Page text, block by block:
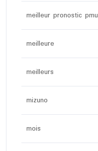
meilleur pronostic pmu
meilleure
meilleurs
mizuno
mois